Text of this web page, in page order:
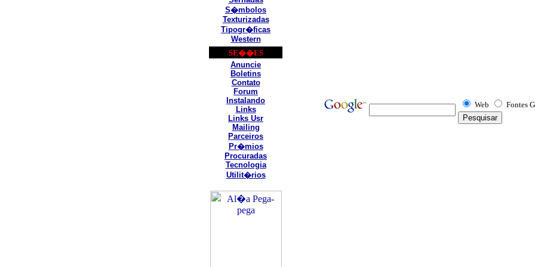
S�mbolos
Texturizadas
Tipogr�ficas
Western
SE��ES
Anuncie
Boletins
Contato
Forum
Instalando
Links
Links Usr
Mailing
Parceiros
Pr�mios
Procuradas
Tecnologia
Utilit�rios
Web Fontes